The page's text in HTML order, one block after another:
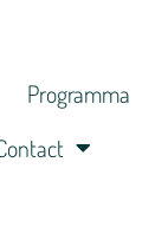
Programma